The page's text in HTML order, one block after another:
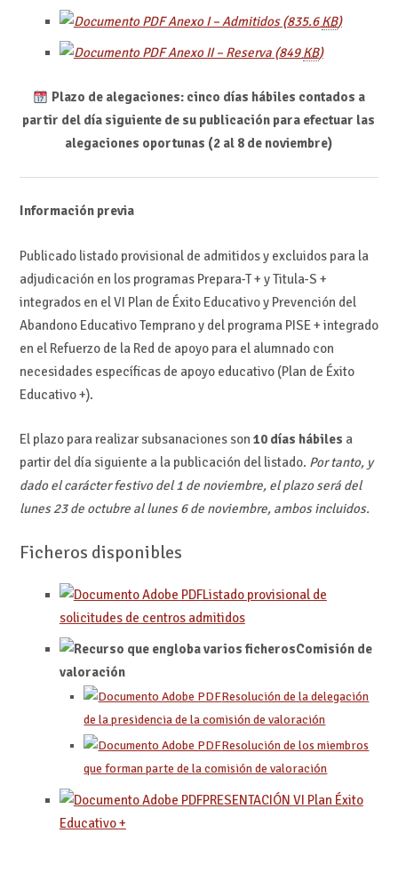
Anexo I – Admitidos(835.6KB)
Anexo II – Reserva(849KB)
Plazo de alegaciones: cinco días hábiles contados a
partir del día siguiente de su publicación para efectuar las
alegaciones oportunas (2 al 8 de noviembre)
Información previa
Publicado listado provisional de admitidos y excluidos para la
adjudicación en los programas Prepara-T + y Titula-S +
integrados en el VI Plan de Éxito Educativo y Prevención del
Abandono Educativo Temprano y del programa PISE + integrado
en el Refuerzo de la Red de apoyo para el alumnado con
necesidades específicas de apoyo educativo (Plan de Éxito
Educativo +).
El plazo para realizar subsanaciones son 10 días hábiles a
partir del día siguiente a la publicación del listado. Por tanto, y
dado el carácter festivo del 1 de noviembre, el plazo será del
lunes 23 de octubre al lunes 6 de noviembre, ambos incluidos.
Ficheros disponibles
Listado provisional de
solicitudes de centros admitidos
Comisión de
valoración
Resolución de la delegación
de la presidencia de la comisión de valoración
Resolución de los miembros
que forman parte de la comisión de valoración
PRESENTACIÓN VI Plan Éxito
Educativo +